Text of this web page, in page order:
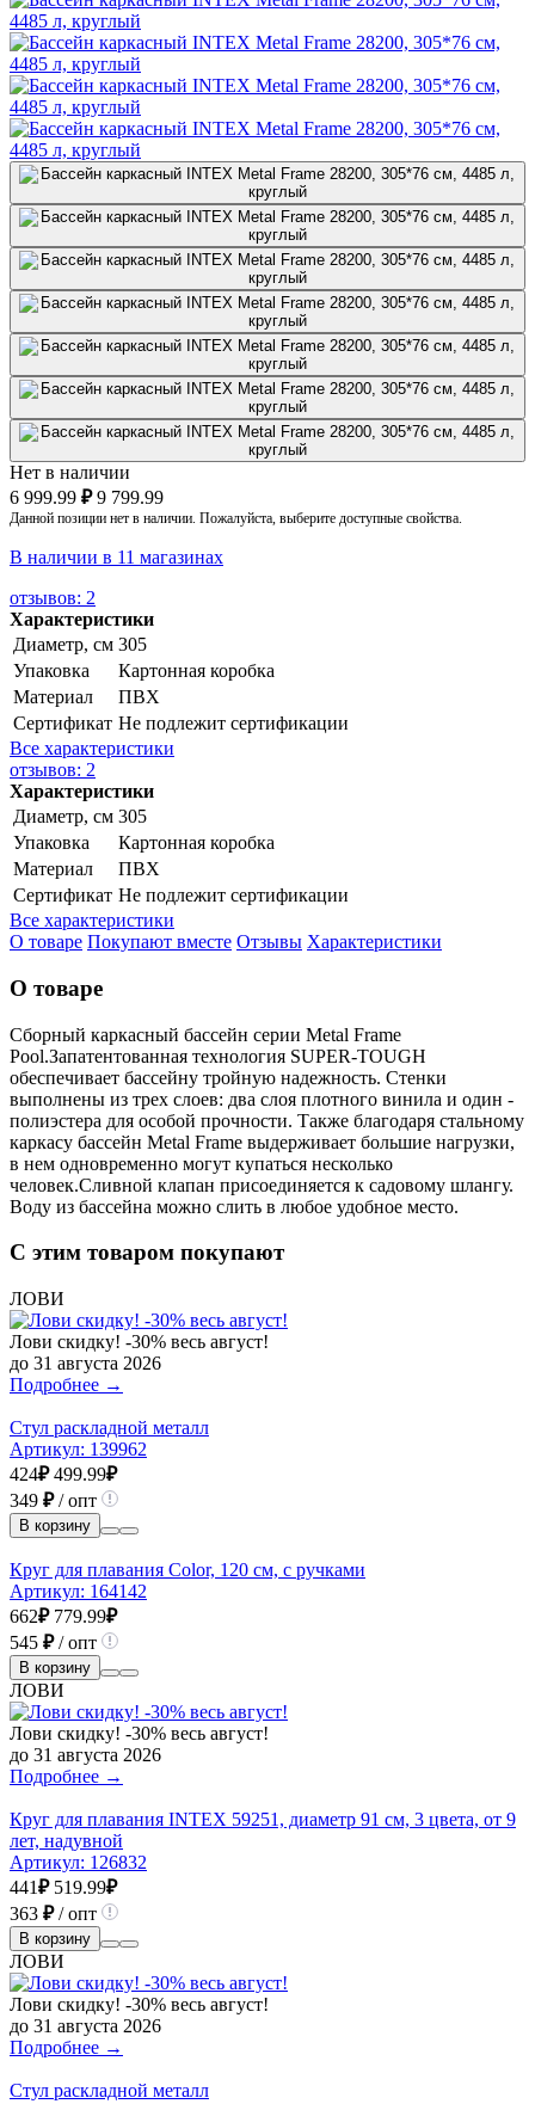
Нет в наличии
6 999.99 ₽ 9 799.99
Данной позиции нет в наличии. Пожалуйста, выберите доступные свойства.
В наличии в 11 магазинах
отзывов: 2
Характеристики
Диаметр, см 305
Упаковка
Картонная коробка
Материал
ПВХ
Сертификат Не подлежит сертификации
Все характеристики
отзывов: 2
Характеристики
Диаметр, см 305
Упаковка
Картонная коробка
Материал
ПВХ
Сертификат Не подлежит сертификации
Все характеристики
О товаре Покупают вместе Отзывы Характеристики
О товаре
Сборный каркасный бассейн серии Metal Frame
Pool.Запатентованная технология SUPER-TOUGH
обеспечивает бассейну тройную надежность. Стенки
выполнены из трех слоев: два слоя плотного винила и один -
полиэстера для особой прочности. Также благодаря стальному
каркасу бассейн Metal Frame выдерживает большие нагрузки,
в нем одновременно могут купаться несколько
человек.Сливной клапан присоединяется к садовому шлангу.
Воду из бассейна можно слить в любое удобное место.
С этим товаром покупают
ЛОВИ
Лови скидку! -30% весь август!
до 31 августа 2026
Подробнее →
Стул раскладной металл
Артикул: 139962
424₽ 499.99₽
349 ₽/ опт
В корзину
Круг для плавания Color, 120 см, с ручками
Артикул: 164142
662₽ 779.99₽
545 ₽/ опт
В корзину
ЛОВИ
Лови скидку! -30% весь август!
до 31 августа 2026
Подробнее →
Круг для плавания INTEX 59251, диаметр 91 см, 3 цвета, от 9
лет, надувной
Артикул: 126832
441₽ 519.99₽
363 ₽/ опт
В корзину
ЛОВИ
Лови скидку! -30% весь август!
до 31 августа 2026
Подробнее →
Стул раскладной металл